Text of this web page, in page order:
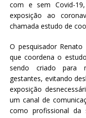
com e sem Covid-
exposição ao
chamada estudo de
O pesquisador
que coordena o
sendo criado para
gestantes, evitando
exposição
um canal de
como profissional da